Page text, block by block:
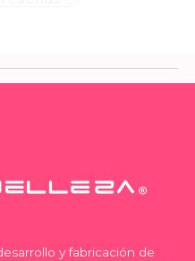
y fabricación de